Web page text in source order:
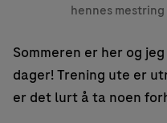
hennes
Sommeren er her og
dager! Trening ute er
er det lurt å ta noen